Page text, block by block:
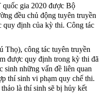
gia 2020 được Bộ
đều chủ động tuyên truyền
quy định của kỳ thi. Công tác
công tác tuyên truyền
được quy định trong kỳ thi đã
sinh những vấn đề liên quan
thí sinh vi phạm quy chế thi.
là thí sinh sẽ bị hủy kết